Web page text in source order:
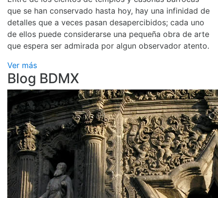
que se han conservado hasta hoy, hay una infinidad de
detalles que a veces pasan desapercibidos; cada uno
de ellos puede considerarse una pequeña obra de arte
que espera ser admirada por algun observador atento.
Ver más
Blog BDMX